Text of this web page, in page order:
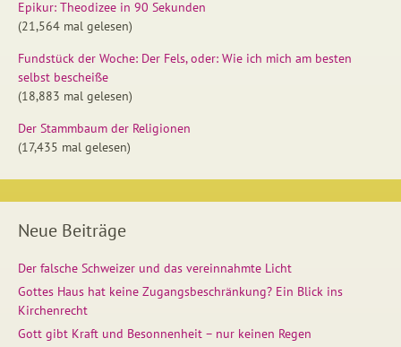
Epikur: Theodizee in 90 Sekunden
(21,564 mal gelesen)
Fundstück der Woche: Der Fels, oder: Wie ich mich am besten
selbst bescheiße
(18,883 mal gelesen)
Der Stammbaum der Religionen
(17,435 mal gelesen)
Neue Beiträge
Der falsche Schweizer und das vereinnahmte Licht
Gottes Haus hat keine Zugangsbeschränkung? Ein Blick ins
Kirchenrecht
Gott gibt Kraft und Besonnenheit – nur keinen Regen